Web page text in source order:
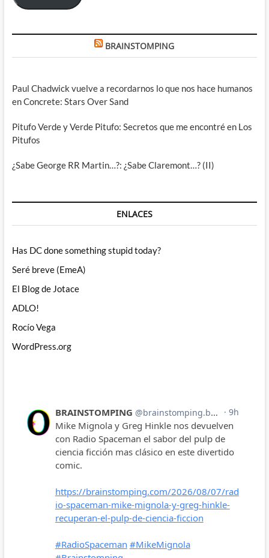
BRAINSTOMPING
Paul Chadwick vuelve a recordarnos lo que nos hace humanos
en Concrete: Stars Over Sand
Pitufo Verde y Verde Pitufo: Secretos que me encontré en Los
Pitufos
¿Sabe George RR Martin…?: ¿Sabe Claremont…? (II)
ENLACES
Has DC done something stupid today?
Seré breve (EmeA)
El Blog de Jotace
ADLO!
Rocío Vega
WordPress.org